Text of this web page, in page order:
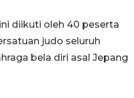
diikuti oleh 40 peserta
judo seluruh
bela diri asal Jepang